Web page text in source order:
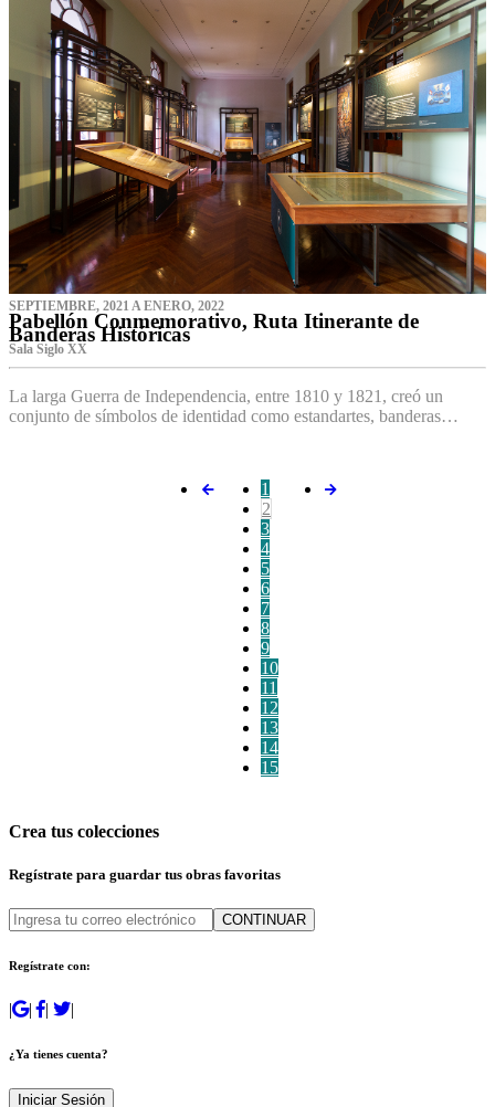
SEPTIEMBRE, 2021 A ENERO, 2022
Pabellón Conmemorativo, Ruta Itinerante de
Banderas Históricas
Sala Siglo XX
La larga Guerra de Independencia, entre 1810 y 1821, creó un
conjunto de símbolos de identidad como estandartes, banderas…
1
2
3
4
5
6
7
8
9
10
11
12
13
14
15
Crea tus colecciones
Regístrate para guardar tus obras favoritas
CONTINUAR
Regístrate con:
| | | |
¿Ya tienes cuenta?
Iniciar Sesión